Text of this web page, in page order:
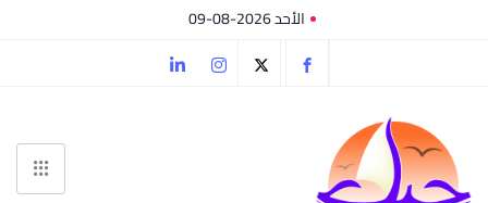
الأحد 2026-08-09